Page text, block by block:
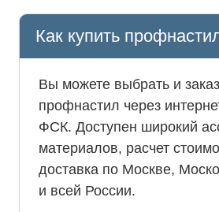
Как купить
Вы можете выбрать и
профнастил через
ФСК. Доступен широкий
материалов, расчет
доставка по Москве,
и всей России.